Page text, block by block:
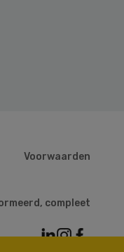
Voorwaarden
compleet